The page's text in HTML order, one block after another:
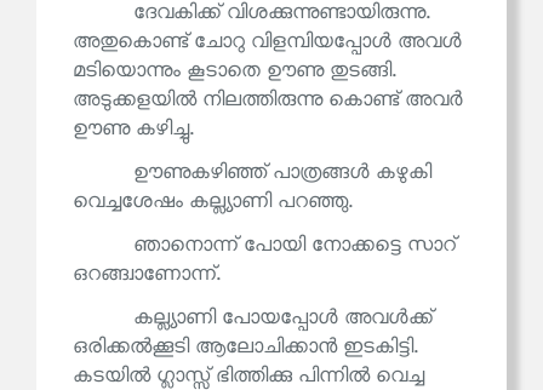
ദേവകിക്ക് വിശക്കുന്നുണ്ടായിരുന്നു.
അതുകൊണ്ട് ചോറു വിളമ്പിയപ്പോൾ അവൾ
മടിയൊന്നും കൂടാതെ ഊണു തുടങ്ങി.
അടുക്കളയിൽ നിലത്തിരുന്നു കൊണ്ട് അവർ
ഊണു കഴിച്ചു.
ഊണുകഴിഞ്ഞ് പാത്രങ്ങൾ കഴുകി
വെച്ചശേഷം കല്ല്യാണി പറഞ്ഞു.
ഞാനൊന്ന് പോയി നോക്കട്ടെ സാറ്
ഒറങ്ങ്വാണോന്ന്.
കല്ല്യാണി പോയപ്പോൾ അവൾക്ക്
ഒരിക്കൽക്കൂടി ആലോചിക്കാൻ ഇടകിട്ടി.
കടയിൽ ഗ്ലാസ്സ് ഭിത്തിക്കു പിന്നിൽ വെച്ച